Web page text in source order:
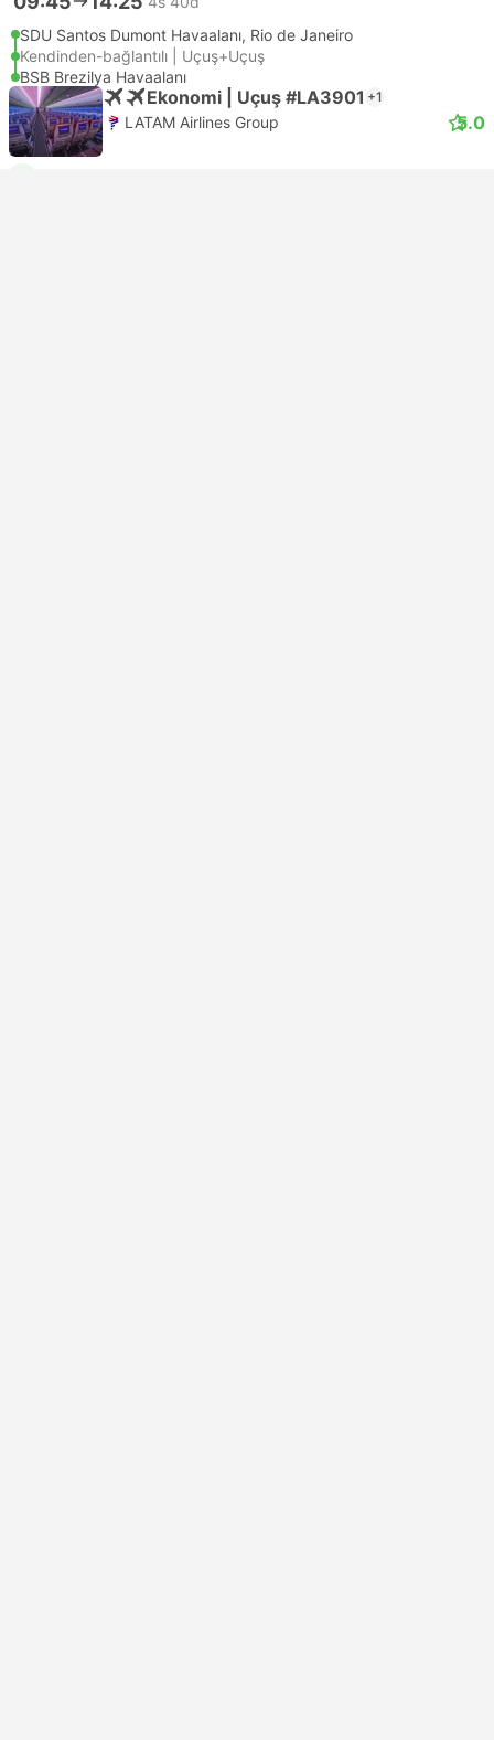
SDU Santos Dumont Havaalanı, Rio de Janeiro
Kendinden-bağlantılı | Uçuş+Uçuş
BSB Brezilya Havaalanı
Ekonomi | Uçuş #LA3901 +1
LATAM Airlines Group 5.0